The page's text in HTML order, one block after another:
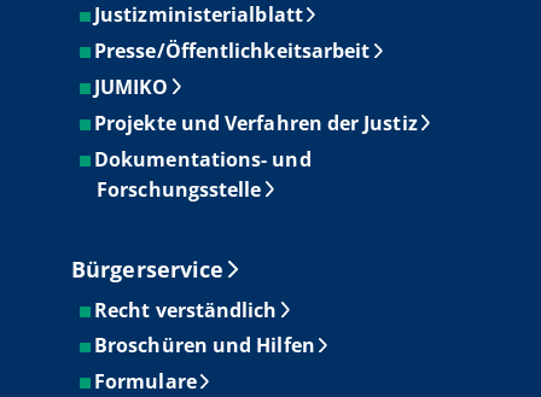
Justizministerialblatt
Presse/Öffentlichkeitsarbeit
JUMIKO
Projekte und Verfahren der Justiz
Dokumentations- und
Forschungsstelle
Bürgerservice
Recht verständlich
Broschüren und Hilfen
Formulare